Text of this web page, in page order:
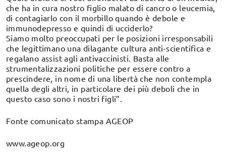
che ha in cura nostro figlio malato di cancro o leucemia,
di contagiarlo con il morbillo quando è debole e
immunodepresso e quindi di ucciderlo?
Siamo molto preoccupati per le posizioni irresponsabili
che legittimano una dilagante cultura anti-scientifica e
regalano assist agli antivaccinisti. Basta alle
strumentalizzazioni politiche per essere contro a
prescindere, in nome di una libertà che non contempla
quella degli altri, in particolare dei più deboli che in
questo caso sono i nostri figli”.
Fonte comunicato stampa AGEOP
www.ageop.org